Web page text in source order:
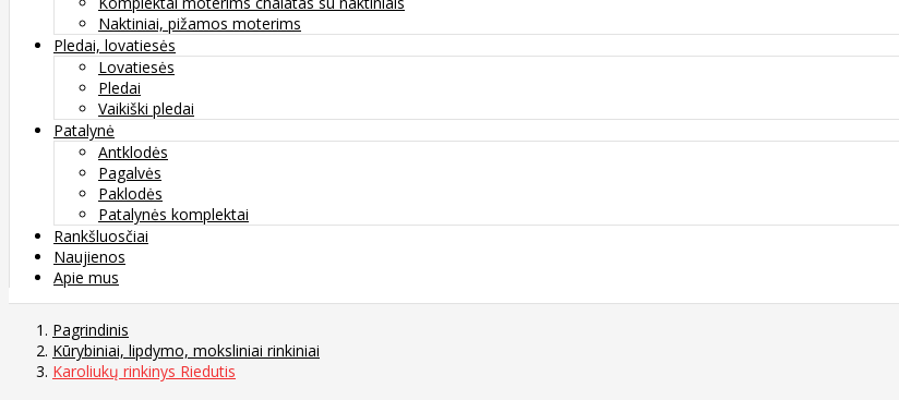
Naktiniai, pižamos moterims
Pledai, lovatiesės
Lovatiesės
Pledai
Vaikiški pledai
Patalynė
Antklodės
Pagalvės
Paklodės
Patalynės komplektai
Rankšluosčiai
Naujienos
Apie mus
Pagrindinis
Kūrybiniai, lipdymo, moksliniai rinkiniai
Karoliukų rinkinys Riedutis